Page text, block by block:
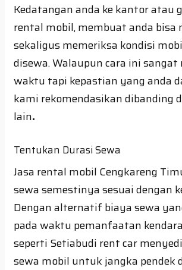
Kedatangan anda ke kantor atau
rental mobil, membuat anda bisa
sekaligus memeriksa kondisi
disewa. Walaupun cara ini
waktu tapi kepastian yang anda
kami rekomendasikan dibanding
lain.
Tentukan Durasi Sewa
Jasa rental mobil Cengkareng
sewa semestinya sesuai dengan
Dengan alternatif biaya sewa
pada waktu pemanfaatan
seperti Setiabudi rent car
sewa mobil untuk jangka pendek